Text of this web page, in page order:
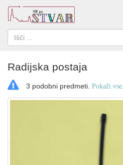
Radijska postaja
3 podobni predmeti. Pokaži vse